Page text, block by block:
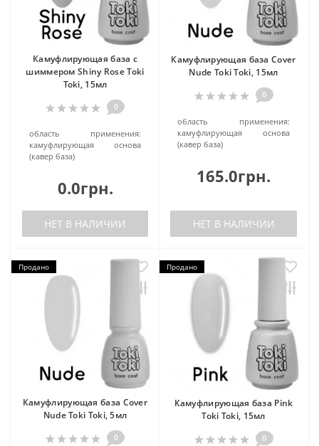
Камуфлирующая база c
шиммером Shiny Rose Toki
Toki, 15мл
0
область применения:
камуфлирующая основа
(кавер база)
0.0грн.
НЕТ В НАЛИЧИИ
Камуфлирующая база Cover
Nude Toki Toki, 15мл
0
область применения:
камуфлирующая основа
(кавер база)
165.0грн.
НЕТ В НАЛИЧИИ
Продано
Камуфлирующая база Cover
Nude Toki Toki, 5мл
0
Продано
Камуфлирующая база Pink
Toki Toki, 15мл
0